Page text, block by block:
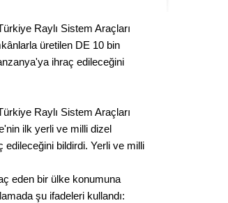
Raylı Sistem Araçları
üretilen DE 10 bin
ihraç edileceğini
Raylı Sistem Araçları
ilk yerli ve milli dizel
bildirdi. Yerli ve milli
eden bir ülke konumuna
şu ifadeleri kullandı: